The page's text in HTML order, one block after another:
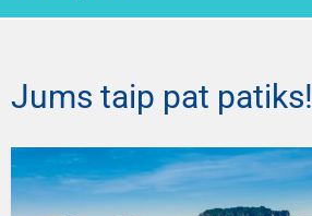
Jums taip pat patiks!